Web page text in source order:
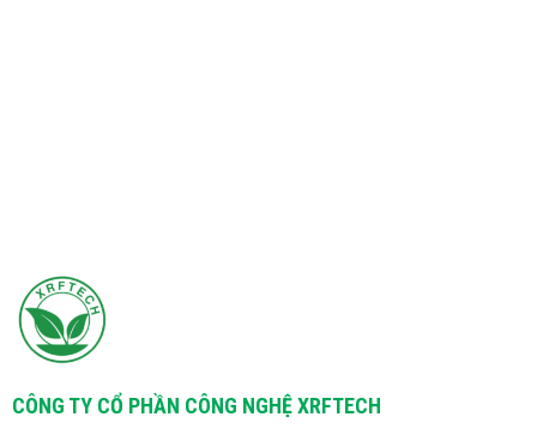
CÔNG TY CỔ PHẦN CÔNG NGHỆ XRFTECH